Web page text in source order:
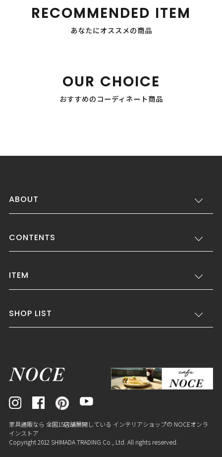
RECOMMENDED ITEM
あなたにオススメの商品
OUR CHOICE
おすすめのコーディネート商品
ABOUT
CONTENTS
ITEM
SHOP LIST
家具通販なら 全国15店舗展開している インテリアショップの NOCEオンラ
インストア
Copyright 2012 SHIMADA TRADING Co., Ltd. All rights reserved.